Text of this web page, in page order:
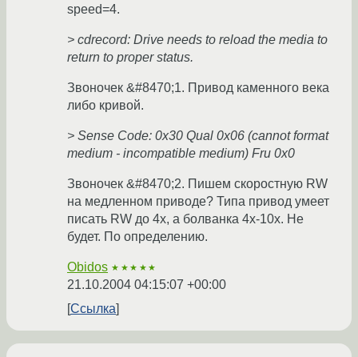
speed=4.
> cdrecord: Drive needs to reload the media to
return to proper status.
Звоночек &#8470;1. Привод каменного века
либо кривой.
> Sense Code: 0x30 Qual 0x06 (cannot format
medium - incompatible medium) Fru 0x0
Звоночек &#8470;2. Пишем скоростную RW
на медленном приводе? Типа привод умеет
писать RW до 4х, а болванка 4х-10х. Не
будет. По определению.
Obidos ★★★★★
21.10.2004 04:15:07 +00:00
Ссылка